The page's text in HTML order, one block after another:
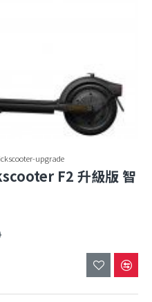
upgrade
F2 升級版 智